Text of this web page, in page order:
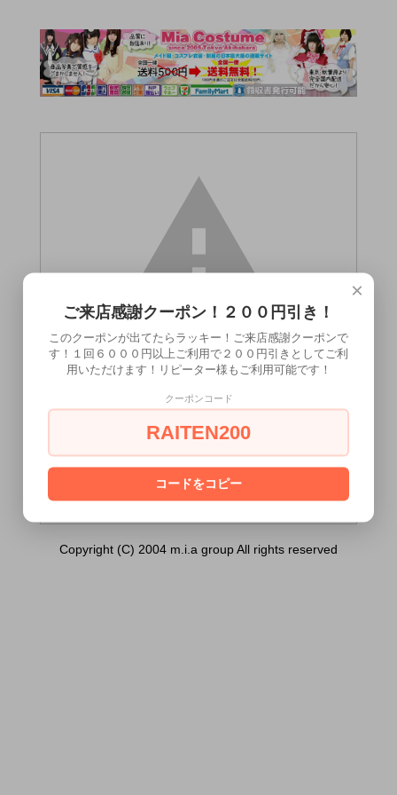
アスター（ミニ）ピンク ）は18歳未満の
[ はい ] [ いいえ ]
Copyright (C) 2004 m.i.a group All rights reserved
×
ご来店感謝クーポン！２００円引き！
このクーポンが出てたらラッキー！ご来店感謝クーポンで
す！１回６０００円以上ご利用で２００円引きとしてご利
用いただけます！リピーター様もご利用可能です！
クーポンコード
RAITEN200
コードをコピー